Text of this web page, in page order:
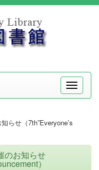
メ
ニ
らせ（7th”Everyone’s
のお知らせ
）